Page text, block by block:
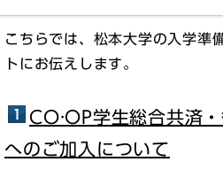
一人暮らし
新入生イベント
こちらでは、松本大学の入学準
トにお伝えします。
CO·OP学生総合共済
へのご加入について